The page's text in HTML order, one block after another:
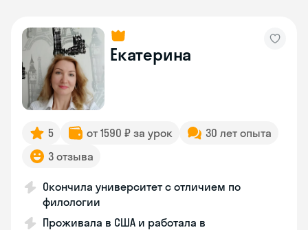
Екатерина
5 от 1590 ₽ за урок
30 лет опыта
3 отзыва
Окончила университет с отличием по
филологии
Проживала в США и работала в